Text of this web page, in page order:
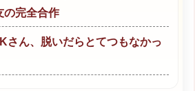
完全合作
さん、脱いだらとてつもなかっ